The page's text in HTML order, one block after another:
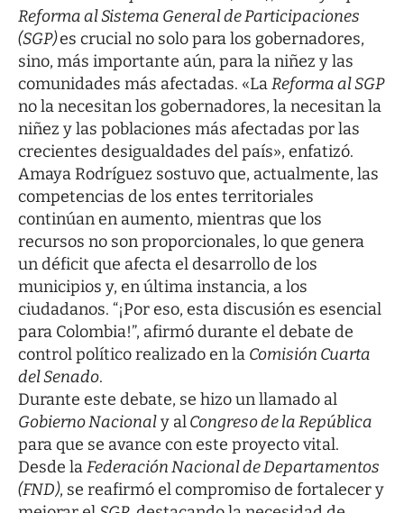
Reforma al Sistema General de Participaciones
(SGP)es crucial no solo para los gobernadores,
sino, más importante aún, para la niñez y las
comunidades más afectadas. «LaReforma al SGP
no la necesitan los gobernadores, la necesitan la
niñez y las poblaciones más afectadas por las
crecientes desigualdades del país», enfatizó.
Amaya Rodríguez sostuvo que, actualmente, las
competencias de los entes territoriales
continúan en aumento, mientras que los
recursos no son proporcionales, lo que genera
un déficit que afecta el desarrollo de los
municipios y, en última instancia, a los
ciudadanos. “¡Por eso, esta discusión es esencial
para Colombia!”, afirmó durante el debate de
control político realizado en la Comisión Cuarta
del Senado.
Durante este debate, se hizo un llamado al
Gobierno Nacionaly alCongreso de la República
para que se avance con este proyecto vital.
Desde laFederación Nacional de Departamentos
(FND), se reafirmó el compromiso de fortalecer y